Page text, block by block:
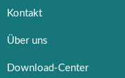
Kontakt
Über uns
Download-Center